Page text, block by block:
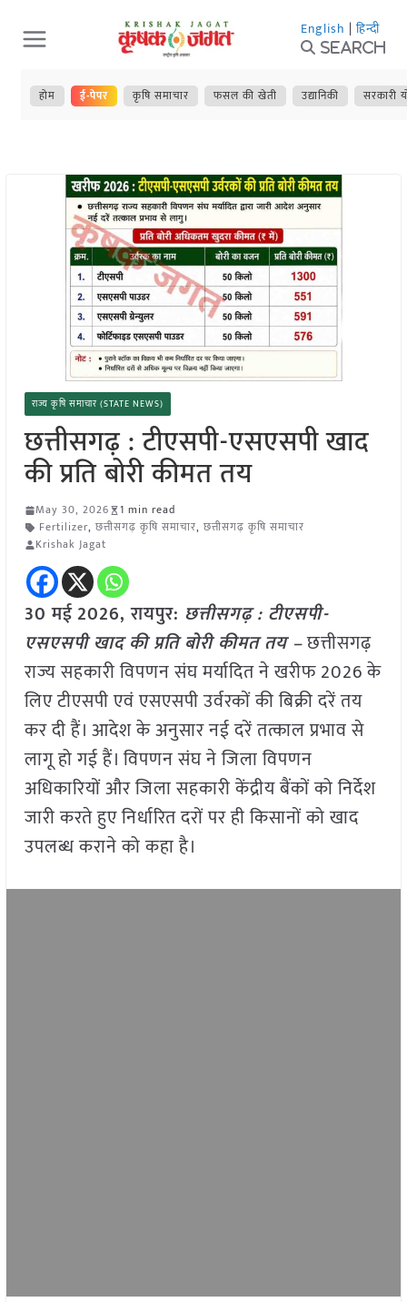
Skip
to
content
English | हिन्दी
Search
होम ई-पेपर कृषि समाचार फसल की खेती उद्यानिकी सरकारी
राज्य कृषि समाचार (STATE NEWS)
छत्तीसगढ़ : टीएसपी-एसएसपी खाद
की प्रति बोरी कीमत तय
May 30, 2026
1 min read
Fertilizer, छत्तीसगढ़ कृषि समाचार, छत्तीसगढ़ कृषि समाचार
Krishak Jagat
30 मई2026, रायपुर: छत्तीसगढ़ : टीएसपी-
एसएसपी खाद की प्रति बोरी कीमत तय –छत्तीसगढ़
राज्य सहकारी विपणन संघ मर्यादित ने खरीफ 2026 के
लिए टीएसपी एवं एसएसपी उर्वरकों की बिक्री दरें तय
कर दी हैं। आदेश के अनुसार नई दरें तत्काल प्रभाव से
लागू हो गई हैं। विपणन संघ ने जिला विपणन
अधिकारियों और जिला सहकारी केंद्रीय बैंकों को निर्देश
जारी करते हुए निर्धारित दरों पर ही किसानों को खाद
उपलब्ध कराने को कहा है।